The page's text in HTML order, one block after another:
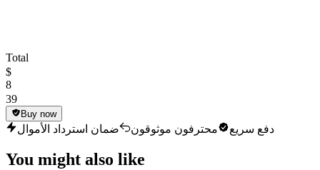
Total
$
8
39
Buy now
دفع سريع محترفون موثوقون ضمان استرداد الأموال
You might also like